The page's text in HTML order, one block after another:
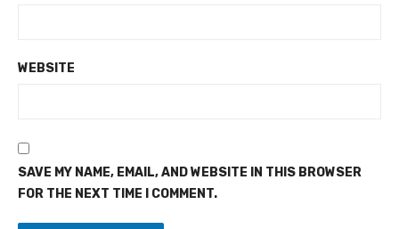
WEBSITE
SAVE MY NAME, EMAIL, AND WEBSITE IN THIS BROWSER
FOR THE NEXT TIME I COMMENT.